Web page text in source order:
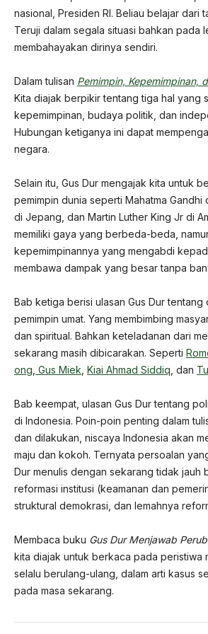
nasional, Presiden RI. Beliau belajar dari
Teruji dalam segala situasi bahkan pada
membahayakan dirinya sendiri.
Dalam tulisan Pemimpin, Kepemimpinan,
Kita diajak berpikir tentang tiga hal yang
kepemimpinan, budaya politik, dan
Hubungan ketiganya ini dapat
negara.
Selain itu, Gus Dur mengajak kita untuk
pemimpin dunia seperti Mahatma Gandhi
di Jepang, dan Martin Luther King Jr di
memiliki gaya yang berbeda-beda,
kepemimpinannya yang mengabdi
membawa dampak yang besar tanpa
Bab ketiga berisi ulasan Gus Dur
pemimpin umat. Yang membimbing
dan spiritual. Bahkan keteladanan dari
sekarang masih dibicarakan. Seperti
ong, Gus Miek, Kiai Ahmad Siddiq, dan
Bab keempat, ulasan Gus Dur tentang
di Indonesia. Poin-poin penting dalam
dan dilakukan, niscaya Indonesia akan
maju dan kokoh. Ternyata persoalan
Dur menulis dengan sekarang tidak jauh
reformasi institusi (keamanan dan
struktural demokrasi, dan lemahnya
Membaca buku Gus Dur Menjawab
kita diajak untuk berkaca pada peristiwa
selalu berulang-ulang, dalam arti kasus
pada masa sekarang.